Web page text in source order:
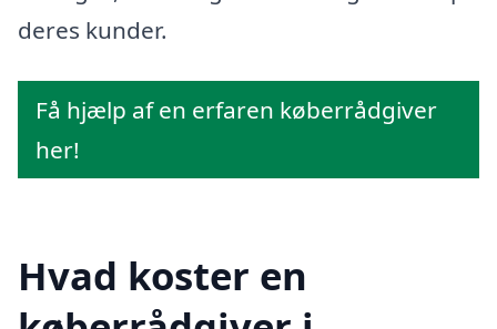
deres kunder.
Få hjælp af en erfaren køberrådgiver
her!
Hvad koster en